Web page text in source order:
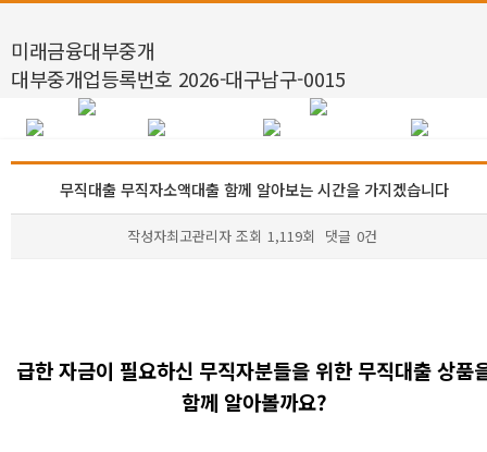
미래금융대부중개
대부중개업등록번호 2026-대구남구-0015
무직대출 무직자소액대출 함께 알아보는 시간을 가지겠습니다
작성자최고관리자 조회 1,119회 댓글 0건
급한 자금이 필요하신 무직자분들을 위한 무직대출 상품
함께 알아볼까요?